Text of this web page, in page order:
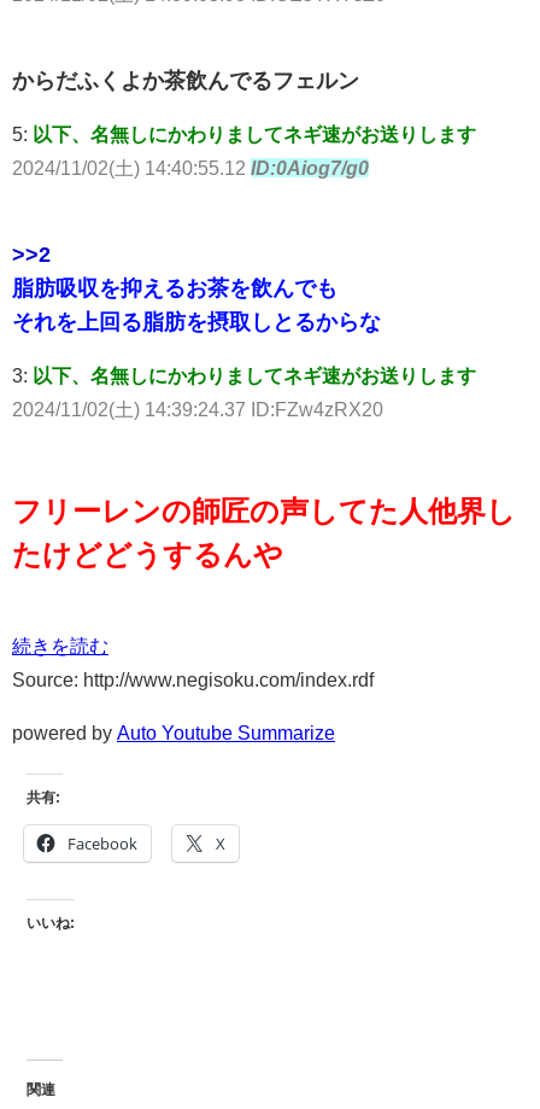
からだふくよか茶飲んでるフェルン
5: 以下、名無しにかわりましてネギ速がお送りします
2024/11/02(土) 14:40:55.12 ID:0Aiog7/g0
>>2
脂肪吸収を抑えるお茶を飲んでも
それを上回る脂肪を摂取しとるからな
3: 以下、名無しにかわりましてネギ速がお送りします
2024/11/02(土) 14:39:24.37 ID:FZw4zRX20
フリーレンの師匠の声してた人他界し
たけどどうするんや
続きを読む
Source: http://www.negisoku.com/index.rdf
powered by Auto Youtube Summarize
共有:
Facebook X
いいね:
関連